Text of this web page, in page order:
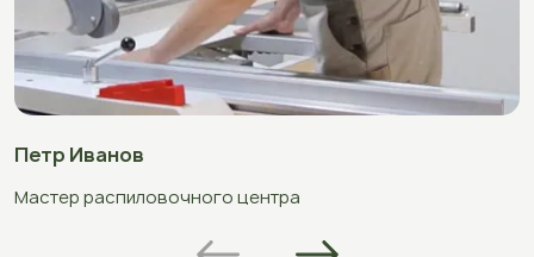
Петр Иванов
Мастер распиловочного центра